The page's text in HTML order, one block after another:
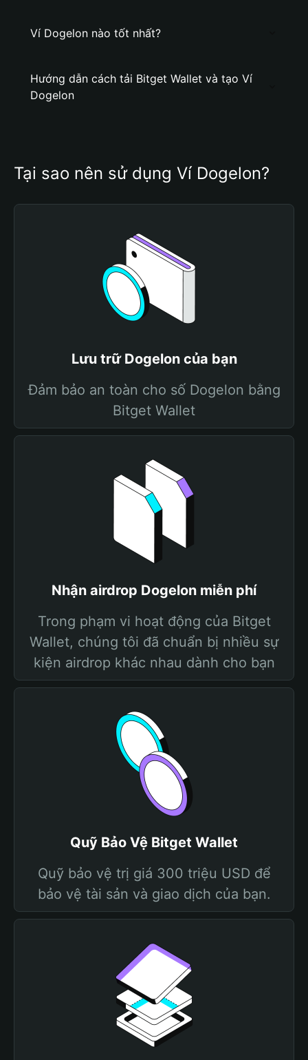
Ví Dogelon nào tốt nhất?
Hướng dẫn cách tải Bitget Wallet và tạo Ví
Dogelon
Tại sao nên sử dụng Ví Dogelon?
Lưu trữ Dogelon của bạn
Đảm bảo an toàn cho số Dogelon bằng
Bitget Wallet
Nhận airdrop Dogelon miễn phí
Trong phạm vi hoạt động của Bitget
Wallet, chúng tôi đã chuẩn bị nhiều sự
kiện airdrop khác nhau dành cho bạn
Quỹ Bảo Vệ Bitget Wallet
Quỹ bảo vệ trị giá 300 triệu USD để
bảo vệ tài sản và giao dịch của bạn.